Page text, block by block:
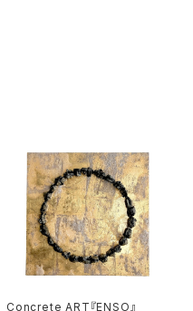
Concrete ART『ENSO』